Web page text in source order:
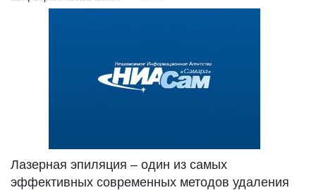
Лазерная эпиляция – один из самых
эффективных современных методов удаления